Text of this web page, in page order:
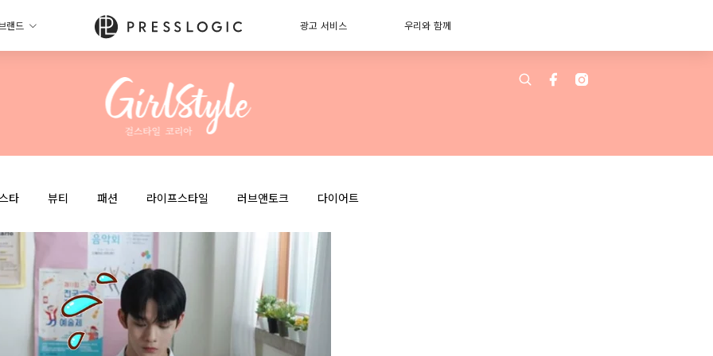
랜드 광고 서비스 우리와 함께
타 뷰티 패션 라이프스타일 러브앤토크 다이어트